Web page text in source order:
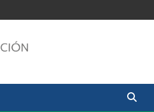
Judicial